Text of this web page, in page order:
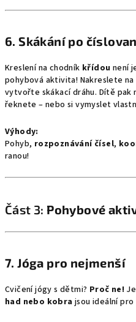
6.Skákání po
Kreslení na chodník křídou není
pohybová aktivita! Nakreslete
vytvořte skákací dráhu. Dítě pak
řeknete – nebo si vymyslet
Výhody:
Pohyb, rozpoznávání čísel,
ranou!
Část 3: Pohybové
7.Jóga pro nejmenší
Cvičení jógy s dětmi? Proč ne!
had nebo kobra jsou ideální pro